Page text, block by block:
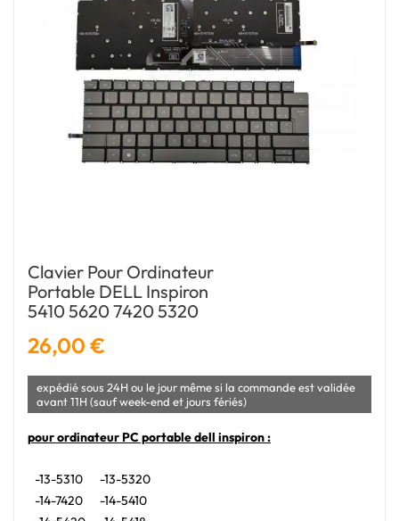
Clavier Pour Ordinateur
Portable DELL Inspiron
5410 5620 7420 5320
26,00 €
expédié sous 24H ou le jour même si la commande est validée
avant 11H (sauf week-end et jours fériés)
pour ordinateur PC portable dell inspiron :
-13-5310
-14-7420
-13-5320
-14-5410